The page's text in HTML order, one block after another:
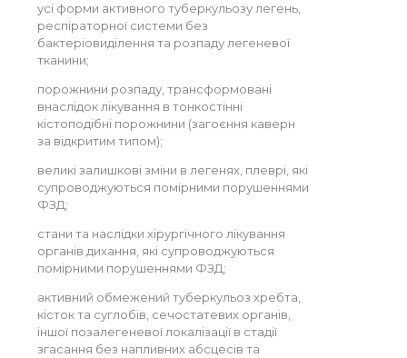
усі форми активного туберкульозу легень,
респіраторної системи без
бактеріовиділення та розпаду легеневої
тканини;
порожнини розпаду, трансформовані
внаслідок лікування в тонкостінні
кістоподібні порожнини (загоєння каверн
за відкритим типом);
великі залишкові зміни в легенях, плеврі, які
супроводжуються помірними порушеннями
ФЗД;
стани та наслідки хірургічного лікування
органів дихання, які супроводжуються
помірними порушеннями ФЗД;
активний обмежений туберкульоз хребта,
кісток та суглобів, сечостатевих органів,
іншої позалегеневої локалізації в стадії
згасання без напливних абсцесів та